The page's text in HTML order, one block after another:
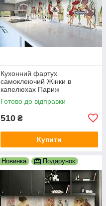
Кухонний фартух
самоклеючий Жінки в
капелюхах Париж
мальований скіналі для кухні
наклейка ПВХ беж 600х2000
Готово до відправки
510 ₴
Купити
Новинка Подарунок